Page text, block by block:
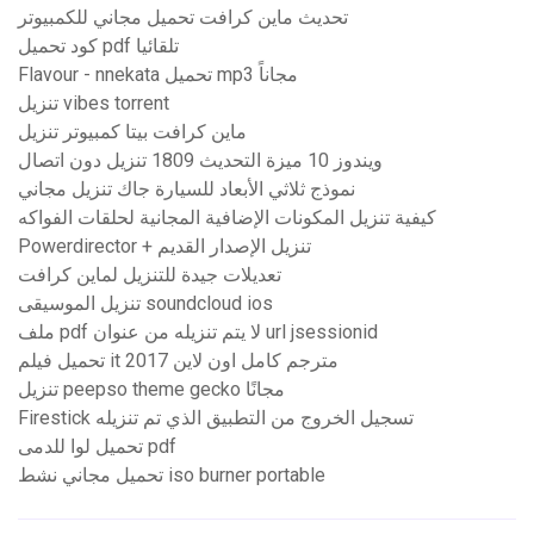
تحديث ماين كرافت تحميل مجاني للكمبيوتر
كود تحميل pdf تلقائيا
Flavour - nnekata تحميل mp3 مجاناً
تنزيل vibes torrent
ماين كرافت بيتا كمبيوتر تنزيل
ويندوز 10 ميزة التحديث 1809 تنزيل دون اتصال
نموذج ثلاثي الأبعاد للسيارة جاك تنزيل مجاني
كيفية تنزيل المكونات الإضافية المجانية لحلقات الفواكه
Powerdirector + تنزيل الإصدار القديم
تعديلات جيدة للتنزيل لماين كرافت
تنزيل الموسيقى soundcloud ios
ملف pdf لا يتم تنزيله من عنوان url jsessionid
تحميل فيلم it 2017 مترجم كامل اون لاين
تنزيل peepso theme gecko مجانًا
Firestick تسجيل الخروج من التطبيق الذي تم تنزيله
تحميل لوا للدمى pdf
تحميل مجاني نشط iso burner portable